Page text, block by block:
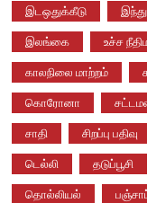
இடஒதுக்கீடு
இலங்கை உச்ச
காலநிலை மாற்றம்
கொரோனா
சாதி சிறப்பு பதிவு
டெல்லி தடுப்பூசி
தொல்லியல்